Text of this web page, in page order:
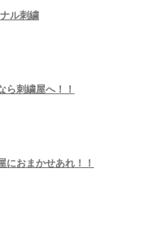
ル刺繍
ら刺繍屋へ！！
におまかせあれ！！